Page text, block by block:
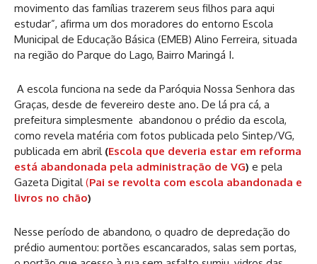
movimento das famílias trazerem seus filhos para aqui
estudar”, afirma um dos moradores do entorno Escola
Municipal de Educação Básica (EMEB) Alino Ferreira, situada
na região do Parque do Lago, Bairro Maringá I.
A escola funciona na sede da Paróquia Nossa Senhora das
Graças, desde de fevereiro deste ano. De lá pra cá, a
prefeitura simplesmente abandonou o prédio da escola,
como revela matéria com fotos publicada pelo Sintep/VG,
publicada em abril (Escola que deveria estar em reforma
está abandonada pela administração de VG) e pela
Gazeta Digital (Pai se revolta com escola abandonada e
livros no chão)
Nesse período de abandono, o quadro de depredação do
prédio aumentou: portões escancarados, salas sem portas,